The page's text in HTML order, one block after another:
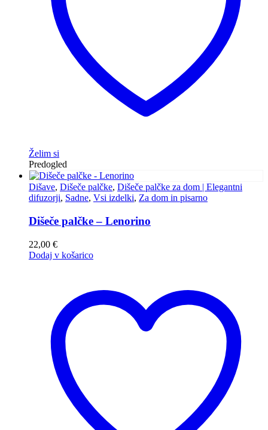
Želim si
Predogled
Dišave, Dišeče palčke, Dišeče palčke za dom | Elegantni
difuzorji, Sadne, Vsi izdelki, Za dom in pisarno
Dišeče palčke – Lenorino
22,00 €
Dodaj v košarico